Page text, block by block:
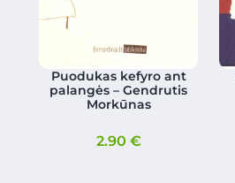
Puodukas kefyro ant
palangės – Gendrutis
Morkūnas
2.90 €